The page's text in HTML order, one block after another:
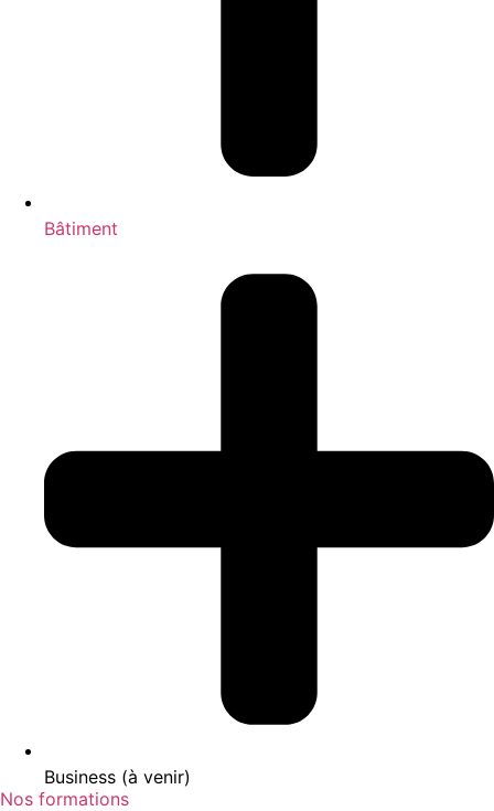
Bâtiment
Business (à venir)
Nos formations